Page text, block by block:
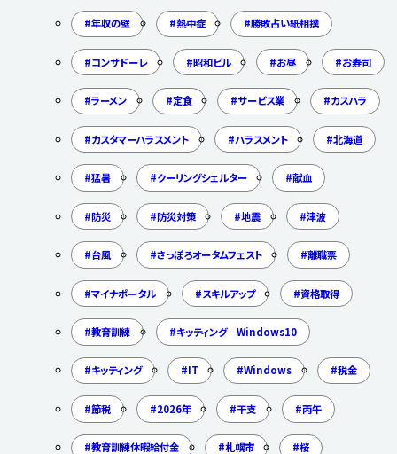
年収の壁 熱中症 勝敗占い紙相撲
コンサドーレ 昭和ビル お昼 お寿司
ラーメン 定食 サービス業 カスハラ
カスタマーハラスメント ハラスメント 北海道
猛暑 クーリングシェルター 献血
防災 防災対策 地震 津波
台風 さっぽろオータムフェスト 離職票
マイナポータル スキルアップ 資格取得
教育訓練 キッティング Windows10
キッティング IT Windows 税金
節税 2026年 干支 丙午
教育訓練休暇給付金 札幌市 桜